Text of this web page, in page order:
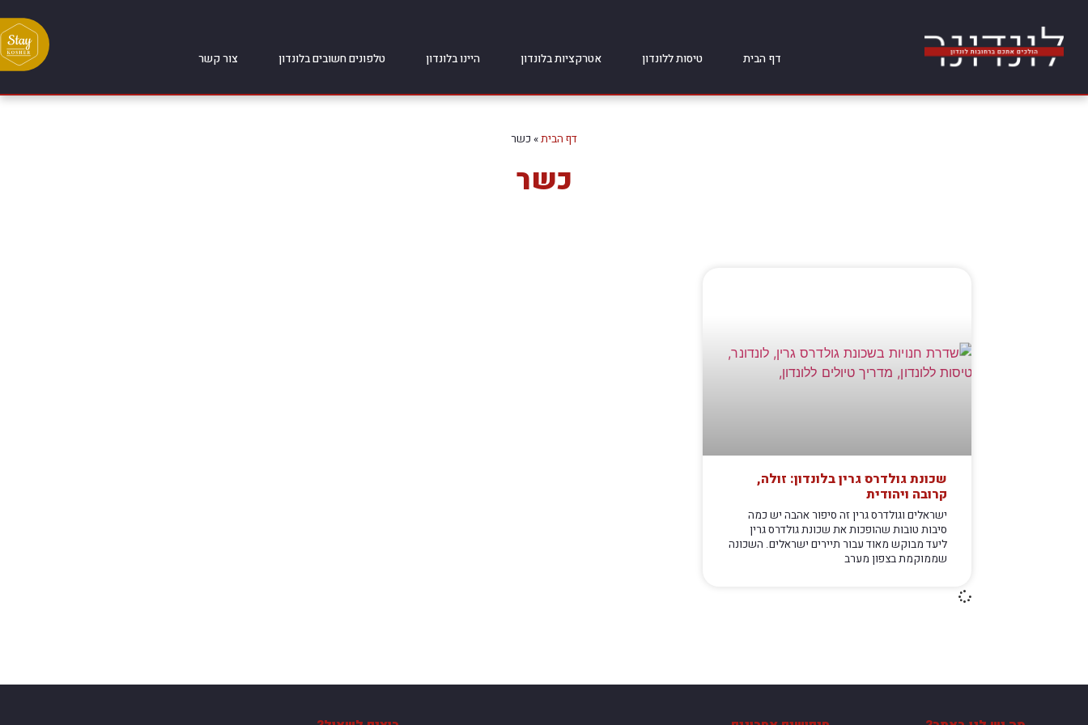
דף הבית טיסות ללונדון אטרקציות בלונדון היינו בלונדון טלפונים חשובים בלונדון צור קשר
דף הבית» כשר
כשר
שכונת גולדרס גרין בלונדון: זולה,
קרובה ויהודית
ישראלים וגולדרס גרין זה סיפור אהבה יש כמה
סיבות טובות שהופכות את שכונת גולדרס גרין
ליעד מבוקש מאוד עבור תיירים ישראלים. השכונה
שממוקמת בצפון מערב